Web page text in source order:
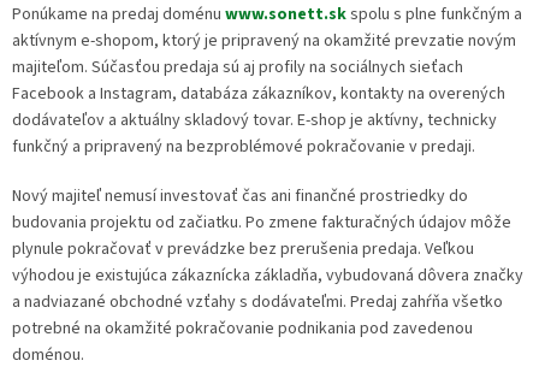
n
k
o
v
Ponúkame na predaj doménu www.sonett.skspolu s plne funkčným a
aktívnym e-shopom, ktorý je pripravený na okamžité prevzatie novým
majiteľom. Súčasťou predaja sú aj profily na sociálnych sieťach
Facebook a Instagram, databáza zákazníkov, kontakty na overených
dodávateľov a aktuálny skladový tovar. E-shop je aktívny, technicky
funkčný a pripravený na bezproblémové pokračovanie v predaji.
Nový majiteľ nemusí investovať čas ani finančné prostriedky do
budovania projektu od začiatku. Po zmene fakturačných údajov môže
plynule pokračovať v prevádzke bez prerušenia predaja. Veľkou
výhodou je existujúca zákaznícka základňa, vybudovaná dôvera značky
a nadviazané obchodné vzťahy s dodávateľmi. Predaj zahŕňa všetko
potrebné na okamžité pokračovanie podnikania pod zavedenou
doménou.